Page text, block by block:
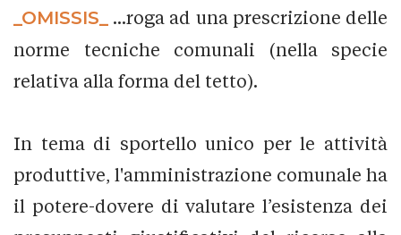
_OMISSIS_
...roga ad una prescrizione delle
norme tecniche comunali (nella specie
relativa alla forma del tetto).
In tema di sportello unico per le attività
produttive, l'amministrazione comunale ha
il potere-dovere di valutare l’esistenza dei